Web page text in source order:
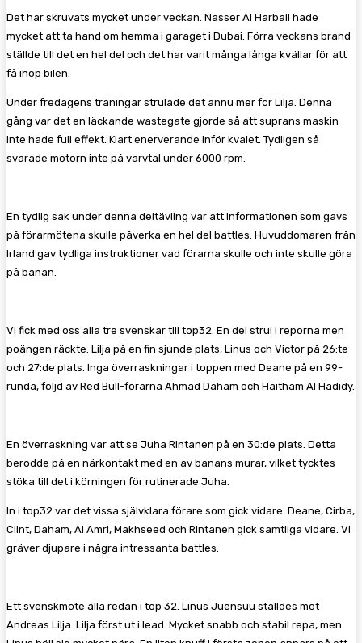
Det har skruvats mycket under veckan. Nasser Al Harbali hade
mycket att ta hand om hemma i garaget i Dubai. Förra veckans brand
ställde till det en hel del och det har varit många långa kvällar för att
få ihop bilen.
Under fredagens träningar strulade det ännu mer för Lilja. Denna
gång var det en läckande wastegate gjorde så att suprans maskin
inte hade full effekt. Klart enerverande inför kvalet. Tydligen så
svarade motorn inte på varvtal under 6000 rpm.
En tydlig sak under denna deltävling var att informationen som gavs
på förarmötena skulle påverka en hel del battles. Huvuddomaren från
Irland gav tydliga instruktioner vad förarna skulle och inte skulle göra
på banan.
Vi fick med oss alla tre svenskar till top32. En del strul i reporna men
poängen räckte. Lilja på en fin sjunde plats, Linus och Victor på 26:te
och 27:de plats. Inga överraskningar i toppen med Deane på en 99-
runda, följd av Red Bull-förarna Ahmad Daham och Haitham Al Hadidy.
En överraskning var att se Juha Rintanen på en 30:de plats. Detta
berodde på en närkontakt med en av banans murar, vilket tycktes
stöka till det i körningen för rutinerade Juha.
In i top32 var det vissa självklara förare som gick vidare. Deane, Cirba,
Clint, Daham, Al Amri, Makhseed och Rintanen gick samtliga vidare. Vi
gräver djupare i några intressanta battles.
Ett svenskmöte alla redan i top 32. Linus Juensuu ställdes mot
Andreas Lilja. Lilja först ut i lead. Mycket snabb och stabil repa, men